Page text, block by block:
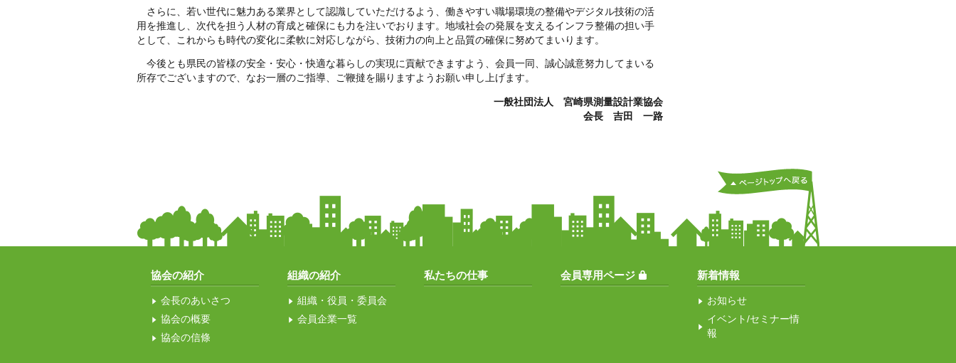
さらに、若い世代に魅力ある業界として認識していただけるよう、働きやすい職場環境の整備やデジタル技術の活
用を推進し、次代を担う人材の育成と確保にも力を注いでおります。地域社会の発展を支えるインフラ整備の担い手
として、これからも時代の変化に柔軟に対応しながら、技術力の向上と品質の確保に努めてまいります。
今後とも県民の皆様の安全・安心・快適な暮らしの実現に貢献できますよう、会員一同、誠心誠意努力してまいる
所存でございますので、なお一層のご指導、ご鞭撻を賜りますようお願い申し上げます。
一般社団法人 宮崎県測量設計業協会
会長 吉田 一路
協会の紹介
会長のあいさつ
協会の概要
協会の信條
組織の紹介
組織・役員・委員会
会員企業一覧
私たちの仕事 会員専用ページ 新着情報
お知らせ
イベント/セミナー情
報